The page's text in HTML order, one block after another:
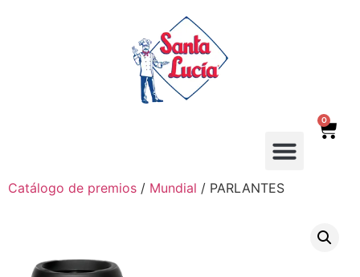
0
Catálogo de premios / Mundial / PARLANTES